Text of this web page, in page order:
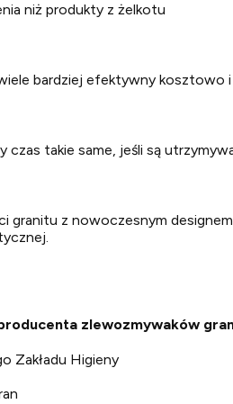
niż produkty z żelkotu
bardziej efektywny kosztowo
takie same, jeśli są
z nowoczesnym
zlewozmywaków
Zakładu Higieny